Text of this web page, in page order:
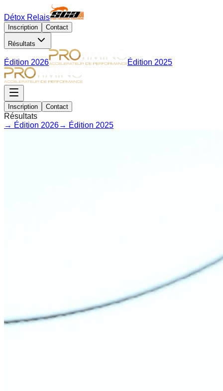
Détox Relais
Inscription Contact
Résultats
Édition 2026 Édition 2025
Inscription Contact
Résultats
→ Édition 2026→ Édition 2025